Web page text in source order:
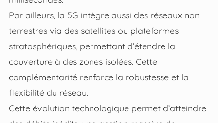
Par ailleurs, la 5G intègre aussi des réseaux non
terrestres via des satellites ou plateformes
stratosphériques, permettant d’étendre la
couverture à des zones isolées. Cette
complémentarité renforce la robustesse et la
flexibilité du réseau.
Cette évolution technologique permet d’atteindre